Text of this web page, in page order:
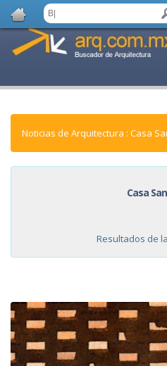
Noticias de Arquitectura : Casa
Casa
Resultados de